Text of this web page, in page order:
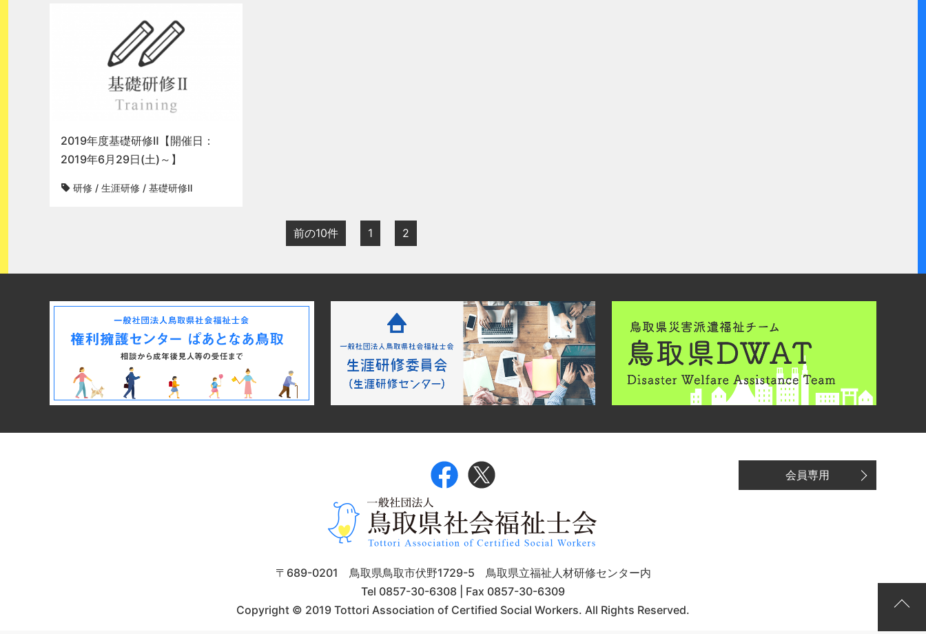
2019年度基礎研修Ⅱ【開催日：
2019年6月29日(土)～】
研修 / 生涯研修 / 基礎研修Ⅱ
前の10件 1 2
会員専用
〒689-0201 鳥取県鳥取市伏野1729-5 鳥取県立福祉人材研修センター内
Tel 0857-30-6308 | Fax 0857-30-6309
Copyright © 2019 Tottori Association of Certified Social Workers. All Rights Reserved.